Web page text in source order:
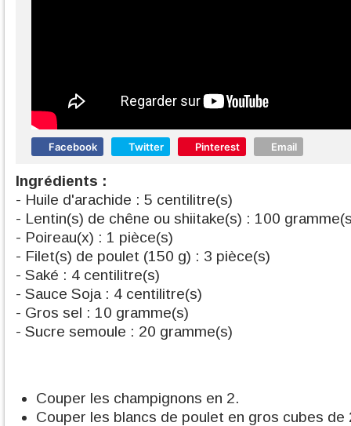
Facebook Twitter Pinterest Email
Ingrédients :
- Huile d'arachide : 5 centilitre(s)
- Lentin(s) de chêne ou shiitake(s) : 100
- Poireau(x) : 1 pièce(s)
- Filet(s) de poulet (150 g) : 3 pièce(s)
- Saké : 4 centilitre(s)
- Sauce Soja : 4 centilitre(s)
- Gros sel : 10 gramme(s)
- Sucre semoule : 20 gramme(s)
Couper les champignons en 2.
Couper les blancs de poulet en gros cubes de